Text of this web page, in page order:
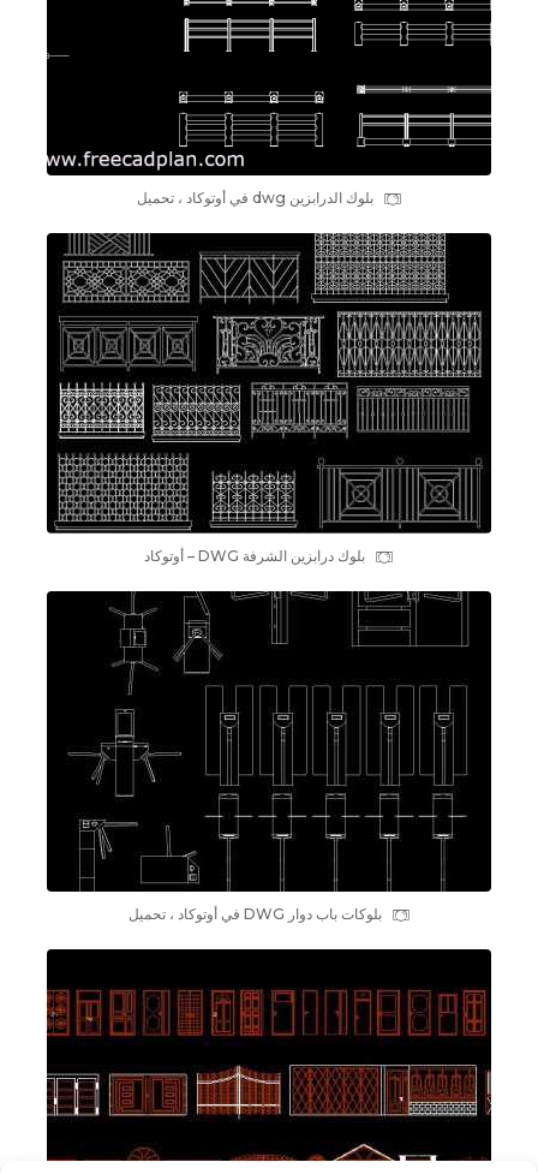
بلوك الدرابزين dwg في أوتوكاد ، تحميل
بلوك درابزين الشرفة DWG – أوتوكاد
بلوکات باب دوار DWG في أوتوكاد ، تحميل